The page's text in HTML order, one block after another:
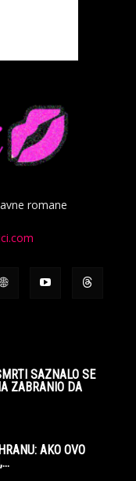
romane
SAZNALO SE
ZABRANIO DA
AKO OVO